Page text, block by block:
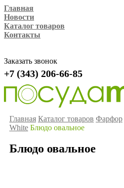
Главная
Новости
Каталог товаров
Контакты
Заказать звонок
+7 (343) 206-66-85
Главная Каталог товаров Фарфор
White Блюдо овальное
Блюдо овальное